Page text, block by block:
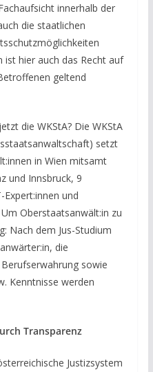
innerhalb der
die staatlichen
ist hier auch das Recht auf
geltend
die WKStA? Die WKStA
setzt
in Wien mitsamt
und Innsbruck, 9
und
Oberstaatsanwält:in zu
Nach dem Jus-Studium
die
sowie
Kenntnisse werden
Transparenz
Justizsystem